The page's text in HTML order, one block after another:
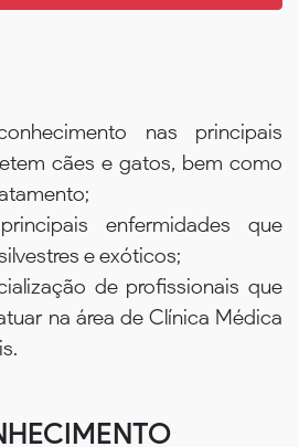
nas principais
cães e gatos, bem como
enfermidades que
e exóticos;
de profissionais que
na área de Clínica Médica